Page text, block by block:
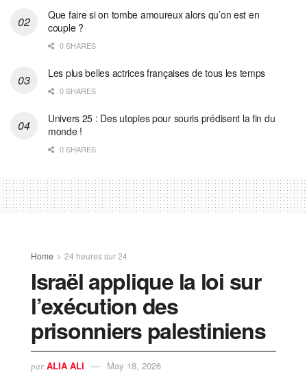
Que faire si on tombe amoureux alors qu’on est en
couple ?
0 SHARES
Les plus belles actrices françaises de tous les temps
0 SHARES
Univers 25 : Des utopies pour souris prédisent la fin du
monde !
0 SHARES
Home 24 heures sur 24
Israël applique la loi sur
l’exécution des
prisonniers palestiniens
par ALIA ALI May 18, 2026